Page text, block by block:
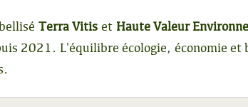
Terra Vitiset Haute Valeur
2021. L'équilibre écologie, économie